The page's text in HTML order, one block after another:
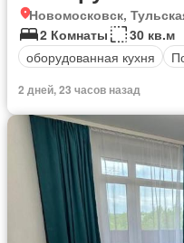
Новомосковск,
2 Комнаты
30 кв.м
оборудованная кухня
2 дней, 23 часов назад